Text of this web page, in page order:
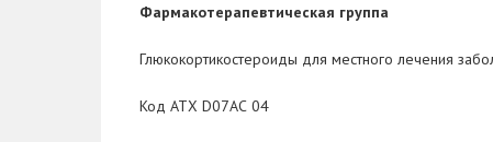
Фармакотерапевтическая группа
Глюкокортикостероиды для местного лечения
Код ATХ D07АС 04